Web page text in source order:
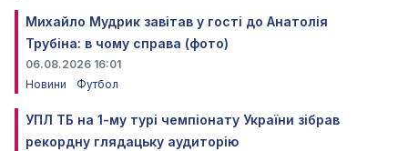
Михайло Мудрик завітав у гості до Анатолія
Трубіна: в чому справа (фото)
06.08.2026 16:01
Новини
Футбол
УПЛ ТБ на 1-му турі чемпіонату України зібрав
рекордну глядацьку аудиторію